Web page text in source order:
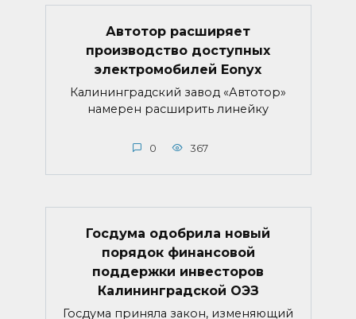
Автотор расширяет
производство доступных
электромобилей Eonyx
Калининградский завод «Автотор»
намерен расширить линейку
0 367
Госдума одобрила новый
порядок финансовой
поддержки инвесторов
Калининградской ОЭЗ
Госдума приняла закон, изменяющий